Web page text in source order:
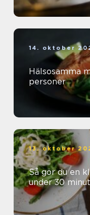
14. oktober
Hälsosamma
personer
13. oktober
Så gör du en
under 30